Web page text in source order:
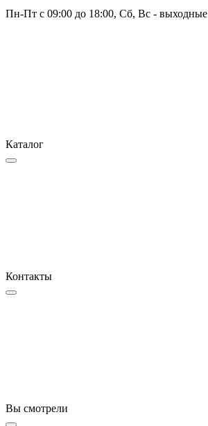
Пн-Пт с 09:00 до 18:00, Сб, Вс - выходные
Каталог
Контакты
Вы смотрели